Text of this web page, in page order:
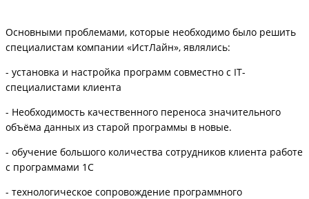
Основными проблемами, которые необходимо было решить
специалистам компании «ИстЛайн», являлись:
- установка и настройка программ совместно с IT-
специалистами клиента
- Необходимость качественного переноса значительного
объёма данных из старой программы в новые.
- обучение большого количества сотрудников клиента работе
с программами 1С
- технологическое сопровождение программного